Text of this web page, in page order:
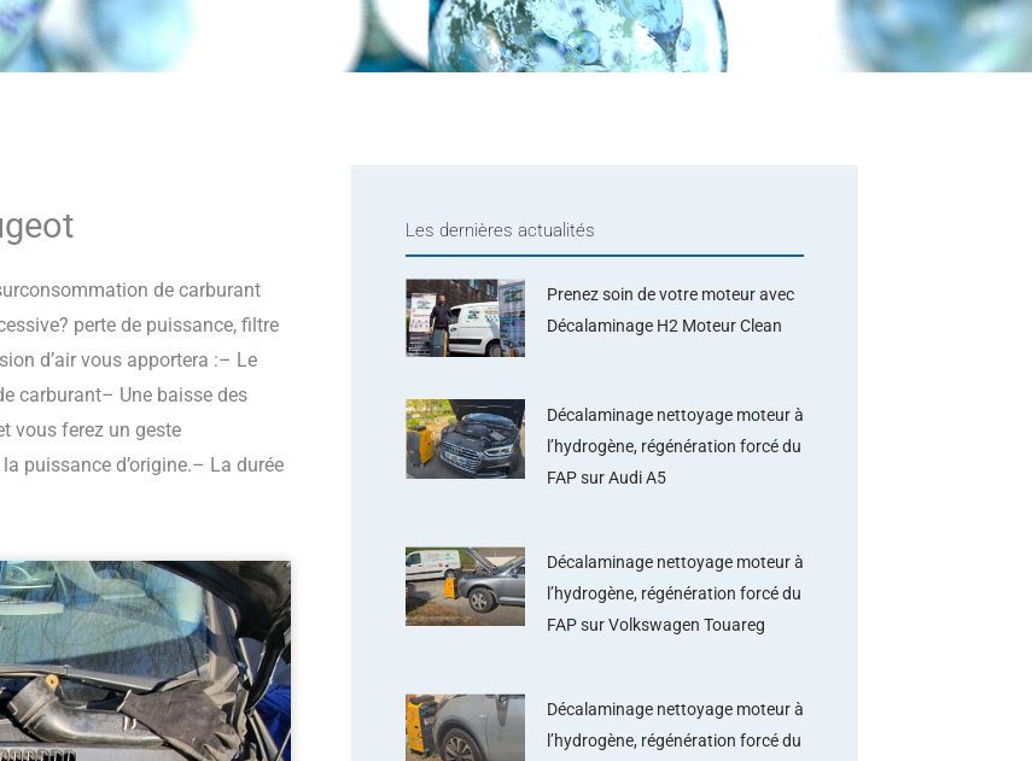
de carburant
perte de puissance, filtre
d’air vous apportera :– Le
carburant– Une baisse des
vous ferez un geste
puissance d’origine.– La durée
Les dernières actualités
Prenez soin de votre moteur avec
Décalaminage H2 Moteur Clean
Décalaminage nettoyage moteur à
l’hydrogène, régénération forcé du
FAP sur Audi A5
Décalaminage nettoyage moteur à
l’hydrogène, régénération forcé du
FAP sur Volkswagen Touareg
Décalaminage nettoyage moteur à
l’hydrogène, régénération forcé du